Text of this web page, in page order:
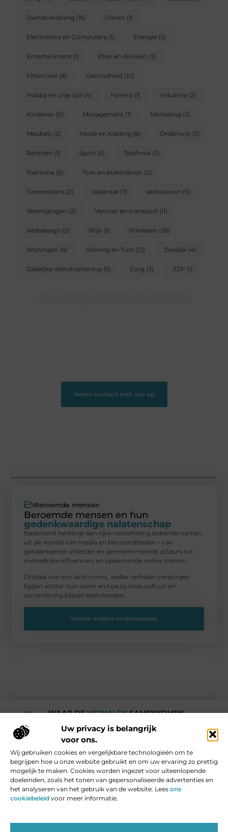
Uw privacy is belangrijk
voor ons.
Wij gebruiken cookies en vergelijkbare technologieën om te
begrijpen hoe u onze website gebruikt en om uw ervaring zo prettig
mogelijk te maken. Cookies worden ingezet voor uiteenlopende
doeleinden, zoals het tonen van gepersonaliseerde advertenties en
het analyseren van het gebruik van de website. Lees ons
cookiebeleid voor meer informatie.
Dienstverlening (16) Dieren (1)
Electronica en Computers(1) Energie(3)
Entertainment (1) Eten en drinken (3)
Financieel (8) Gezondheid (10)
Hobby en vrije tijd (4) Horeca (1) Industrie(2)
Kinderen (5) Management (1) Marketing (3)
Meubels(3) Mode en Kleding (8) Onderwijs(3)
Rechten (1) Sport (6) Telefonie(3)
Toerisme(5) Tuin en buitenleven (2)
Tweewielers(2) Vakantie(7) Verbouwen (5)
Verenigingen (2) Vervoer en transport (11)
Webdesign (2) Wijn (1) Winkelen (26)
Woningen (6) Woning en Tuin (21) Zakelijk (4)
Zakelijke dienstverlening (5) Zorg (3) ZZP (1)
Neem contact met ons op
Beroemde mensen
Beroemde mensen en hun
gedenkwaardige nalatenschap
Nederland herbergt een rijke verzameling bekende namen
uit de wereld van media en beroemdheden – van
getalenteerde artiesten en gerenommeerde acteurs tot
invloedrijke influencers en opkomende online sterren.
Ontdek wie ons land vormt, welke verhalen verborgen
liggen achter hun roem en hoe zij onze cultuur en
samenleving blijven beïnvloeden.
Verken andere onderwerpen
WAAR DEVERHALENSAMENKOMEN.
Media en Beroemde mensen
Vind Ons Hier :